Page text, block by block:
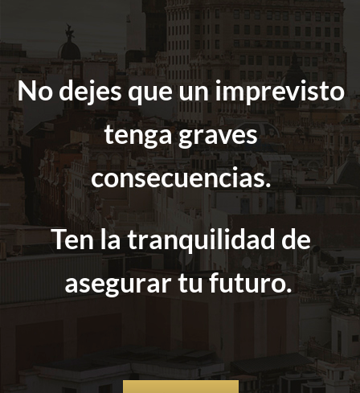
No dejes que un imprevisto
tenga graves
consecuencias.
Ten la tranquilidad de
asegurar tu futuro.